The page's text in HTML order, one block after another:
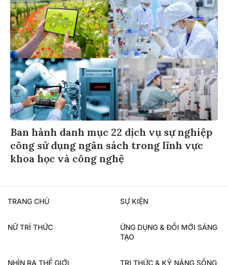
Ban hành danh mục 22 dịch vụ sự nghiệp
công sử dụng ngân sách trong lĩnh vực
khoa học và công nghệ
TRANG CHỦ SỰ KIỆN
NỮ TRÍ THỨC
ỨNG DỤNG & ĐỔI MỚI SÁNG
TẠO
NHÌN RA THẾ GIỚI TRI THỨC & KỸ NĂNG SỐNG